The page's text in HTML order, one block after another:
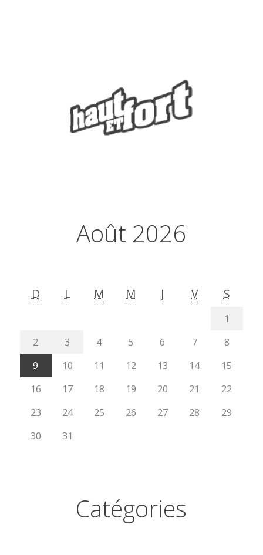
Août 2026
D L M M J V S
1
2
3 4 5 6 7
8
9
10 11 12 13 14
15
16
17 18 19 20 21
22
23
24 25 26 27 28
29
30
31
Catégories